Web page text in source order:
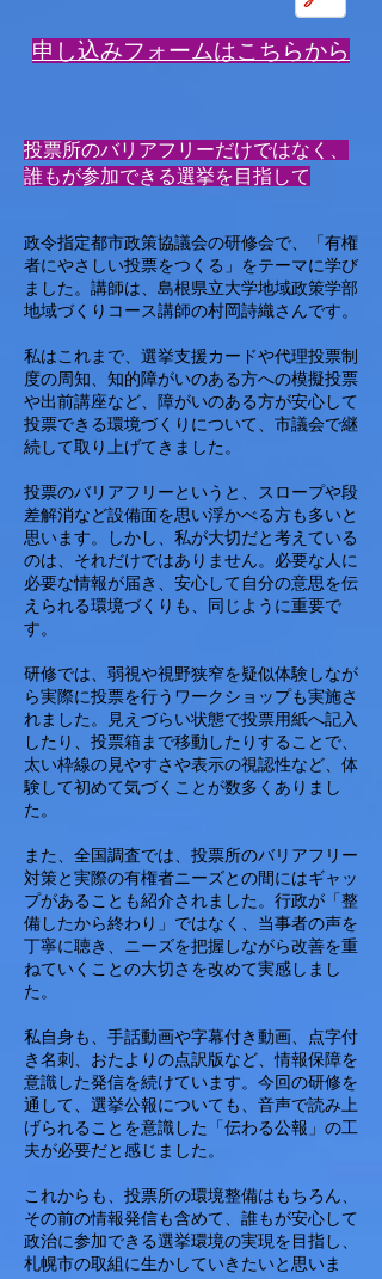
​申し込みフォームはこちらから
投票所のバリアフリーだけではなく、
誰もが参加できる選挙を目指して
政令指定都市政策協議会の研修会で、「有権
者にやさしい投票をつくる」をテーマに学び
ました。講師は、島根県立大学地域政策学部
地域づくりコース講師の村岡詩織さんです。
私はこれまで、選挙支援カードや代理投票制
度の周知、知的障がいのある方への模擬投票
や出前講座など、障がいのある方が安心して
投票できる環境づくりについて、市議会で継
続して取り上げてきました。
投票のバリアフリーというと、スロープや段
差解消など設備面を思い浮かべる方も多いと
思います。しかし、私が大切だと考えている
のは、それだけではありません。必要な人に
必要な情報が届き、安心して自分の意思を伝
えられる環境づくりも、同じように重要で
す。
研修では、弱視や視野狭窄を疑似体験しなが
ら実際に投票を行うワークショップも実施さ
れました。見えづらい状態で投票用紙へ記入
したり、投票箱まで移動したりすることで、
太い枠線の見やすさや表示の視認性など、体
験して初めて気づくことが数多くありまし
た。
また、全国調査では、投票所のバリアフリー
対策と実際の有権者ニーズとの間にはギャッ
プがあることも紹介されました。行政が「整
備したから終わり」ではなく、当事者の声を
丁寧に聴き、ニーズを把握しながら改善を重
ねていくことの大切さを改めて実感しまし
た。
私自身も、手話動画や字幕付き動画、点字付
き名刺、おたよりの点訳版など、情報保障を
意識した発信を続けています。今回の研修を
通して、選挙公報についても、音声で読み上
げられることを意識した「伝わる公報」の工
夫が必要だと感じました。
これからも、投票所の環境整備はもちろん、
その前の情報発信も含めて、誰もが安心して
政治に参加できる選挙環境の実現を目指し、
札幌市の取組に生かしていきたいと思いま